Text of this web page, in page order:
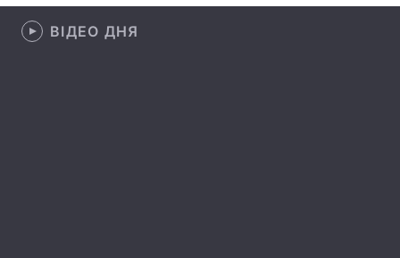
АрхівВІДЕО ДНЯ